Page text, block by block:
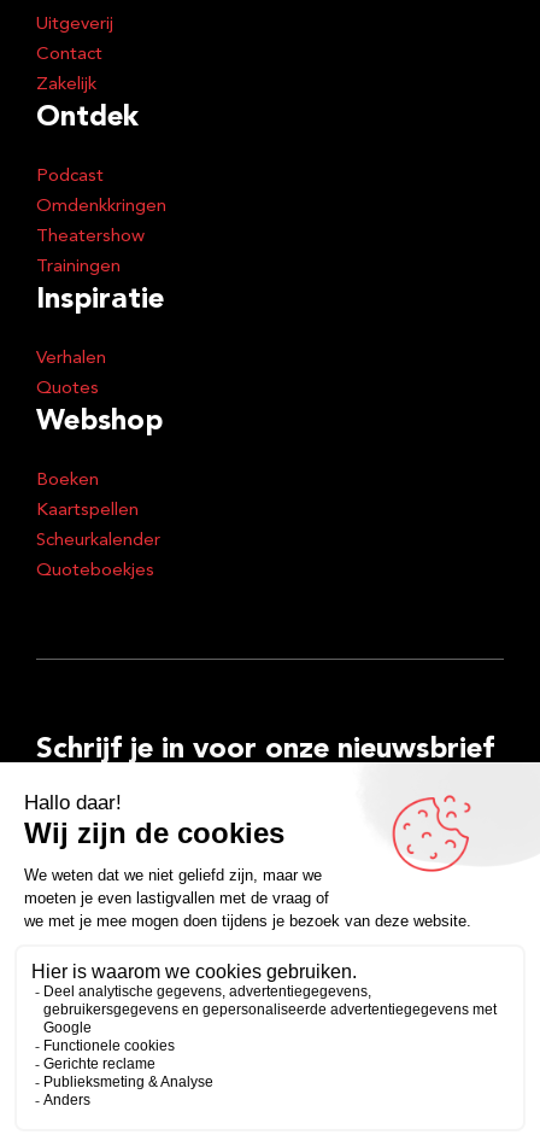
Uitgeverij
Contact
Zakelijk
Ontdek
Podcast
Omdenkkringen
Theatershow
Trainingen
Inspiratie
Verhalen
Quotes
Webshop
Boeken
Kaartspellen
Scheurkalender
Quoteboekjes
Schrijf je in voor onze nieuwsbrief
E-
mailadres
Inschrijven
FacebookInstagramLinkedInYouTubeSpotify
Copyright 2026